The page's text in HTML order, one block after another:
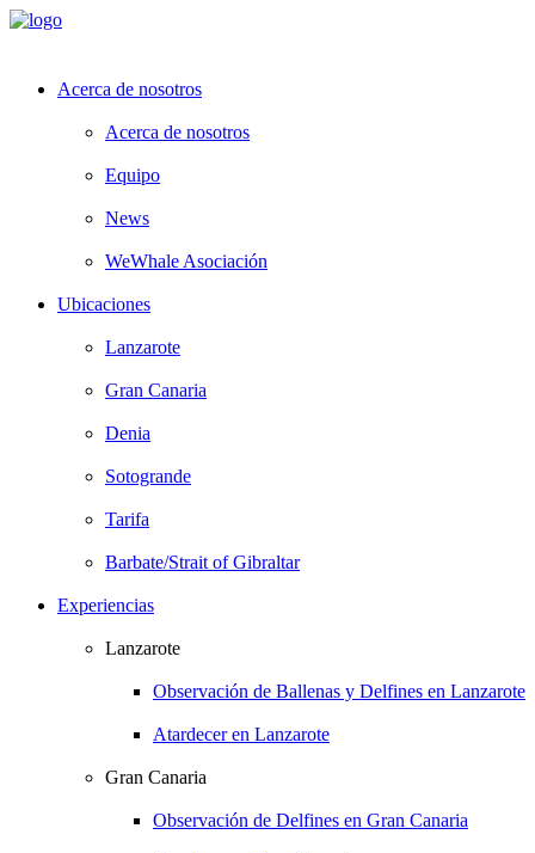
Acerca de nosotros
Acerca de nosotros
Equipo
News
WeWhale Asociación
Ubicaciones
Lanzarote
Gran Canaria
Denia
Sotogrande
Tarifa
Barbate/Strait of Gibraltar
Experiencias
Lanzarote
Observación de Ballenas y Delfines en Lanzarote
Atardecer en Lanzarote
Gran Canaria
Observación de Delfines en Gran Canaria